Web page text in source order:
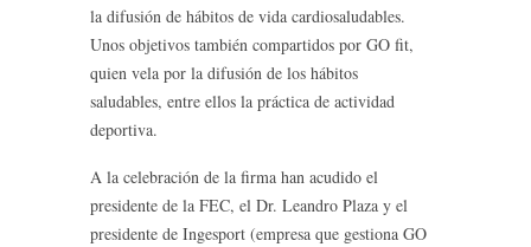
la difusión de hábitos de vida cardiosaludables.
Unos objetivos también compartidos por GO fit,
quien vela por la difusión de los hábitos
saludables, entre ellos la práctica de actividad
deportiva.
A la celebración de la firma han acudido el
presidente de la FEC, el Dr. Leandro Plaza y el
presidente de Ingesport (empresa que gestiona GO